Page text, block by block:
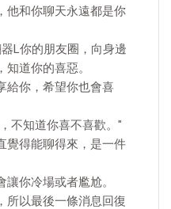
他和你聊天永遠都是你
L你的朋友圈，向身邊
道你的喜惡。
給你，希望你也會喜
不知道你喜不喜歡。"
覺得能聊得來，是一件
你冷場或者尷尬。
所以最後一條消息回復